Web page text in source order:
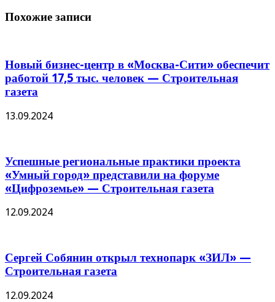
Похожие записи
Новый бизнес-центр в «Москва-Сити» обеспечит
работой 17,5 тыс. человек — Строительная
газета
13.09.2024
Успешные региональные практики проекта
«Умный город» представили на форуме
«Цифроземье» — Строительная газета
12.09.2024
Сергей Собянин открыл технопарк «ЗИЛ» —
Строительная газета
12.09.2024